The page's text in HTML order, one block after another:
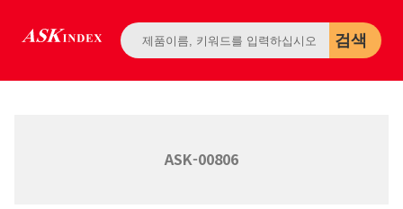
검색
ASK-00806